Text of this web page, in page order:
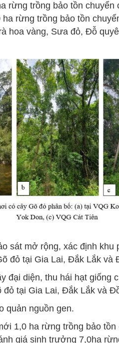
rừng trồng bảo tồn chuyển
rừng trồng bảo tồn
hoa vàng, Sưa đỏ, Đỗ
sát mở rộng, xác định khu
đỏ tại Gia Lai, Đắk Lắk và
đại diện, thu hái hạt giống
đỏ tại Gia Lai, Đắk Lắk và
quản nguồn gen.
1,0 ha rừng trồng bảo tồn
giá sinh trưởng 7,0ha